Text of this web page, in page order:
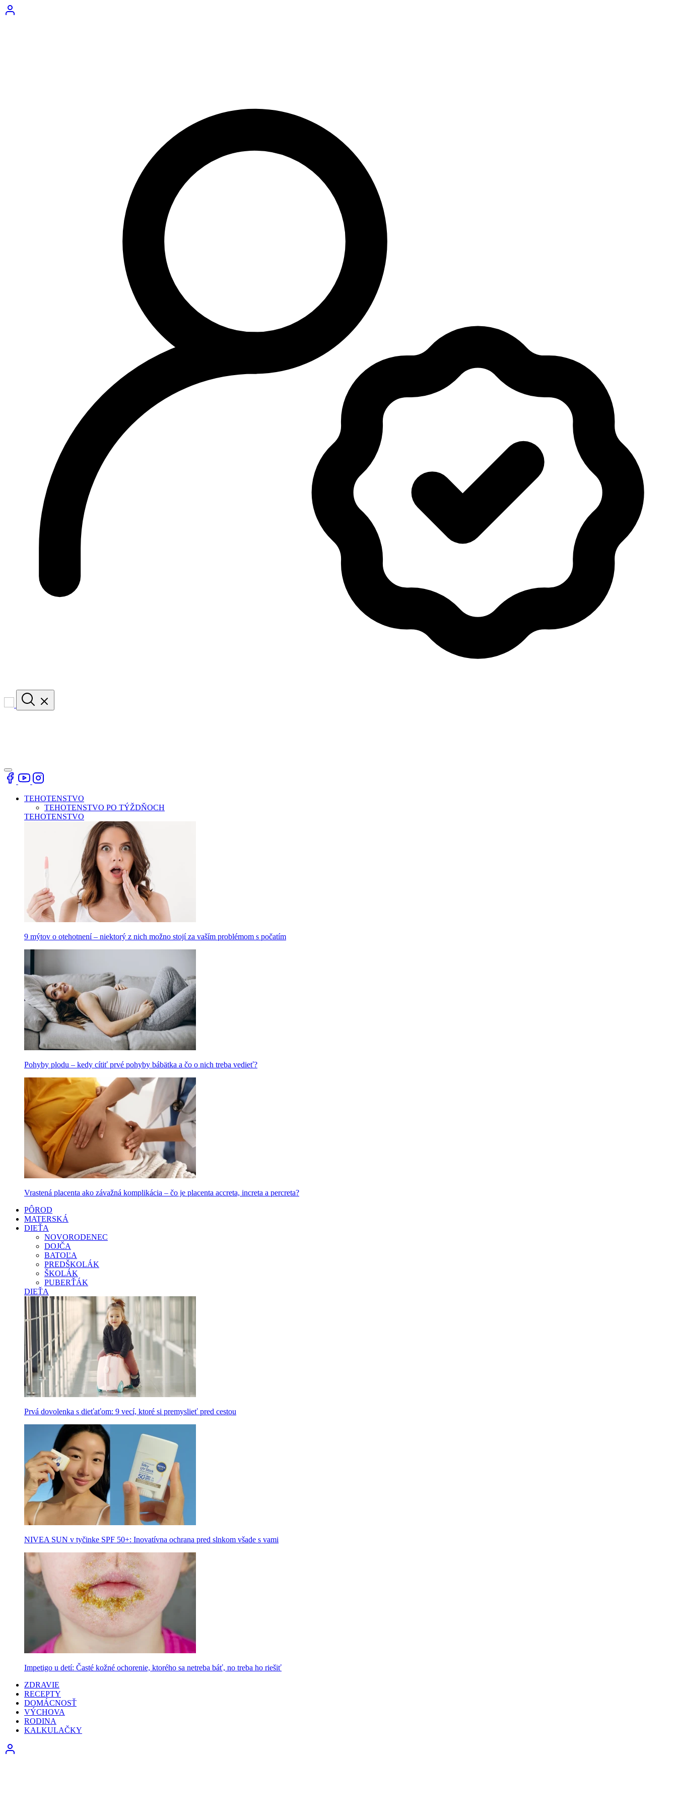
TEHOTENSTVO
TEHOTENSTVO PO TÝŽDŇOCH
TEHOTENSTVO
9 mýtov o otehotnení – niektorý z nich možno stojí za vaším problémom s počatím
Pohyby plodu – kedy cítiť prvé pohyby bábätka a čo o nich treba vedieť?
Vrastená placenta ako závažná komplikácia – čo je placenta accreta, increta a percreta?
PÔROD
MATERSKÁ
DIEŤA
NOVORODENEC
DOJČA
BATOĽA
PREDŠKOLÁK
ŠKOLÁK
PUBERŤÁK
DIEŤA
Prvá dovolenka s dieťaťom: 9 vecí, ktoré si premyslieť pred cestou
NIVEA SUN v tyčinke SPF 50+: Inovatívna ochrana pred slnkom všade s vami
Impetigo u detí: Časté kožné ochorenie, ktorého sa netreba báť, no treba ho riešiť
ZDRAVIE
RECEPTY
DOMÁCNOSŤ
VÝCHOVA
RODINA
KALKULAČKY